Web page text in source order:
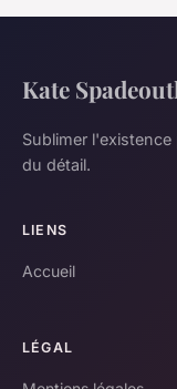
Kate
Sublimer
du détail.
LIENS
Accueil
LÉGAL